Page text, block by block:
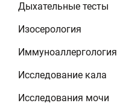
Дыхательные тесты
Изосерология
Иммуноаллергология
Исследование кала
Исследования мочи